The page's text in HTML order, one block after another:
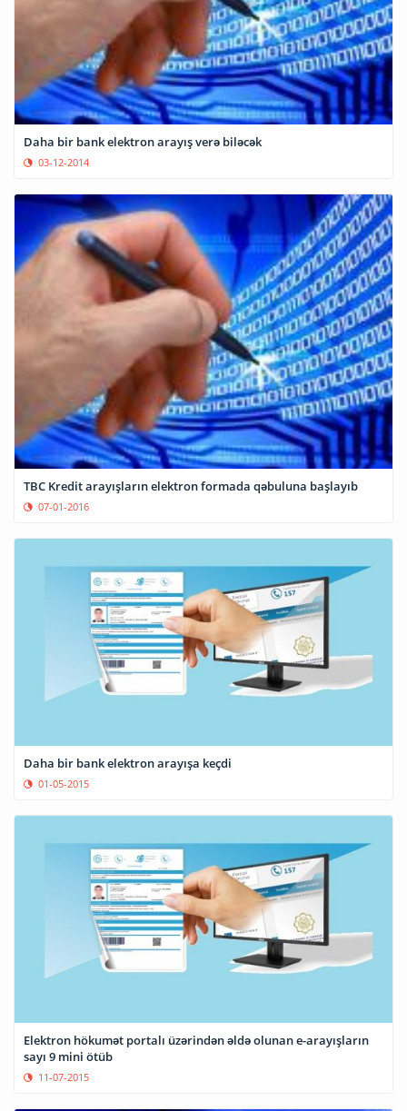
Daha bir bank elektron arayış verə biləcək
03-12-2014
TBC Kredit arayışların elektron formada qəbuluna başlayıb
07-01-2016
Daha bir bank elektron arayışa keçdi
01-05-2015
Elektron hökumət portalı üzərindən əldə olunan e-arayışların
sayı 9 mini ötüb
11-07-2015